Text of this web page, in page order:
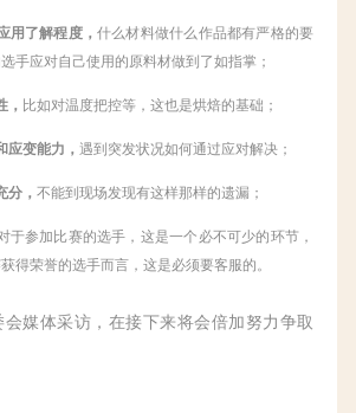
用了解程度，什么材料做什么作品都有严格的要
手应对自己使用的原料材做到了如指掌；
， 比如对温度把控等，这也是烘焙的基础；
应变能力， 遇到突发状况如何通过应对解决；
分， 不能到现场发现有这样那样的遗漏；
于参加比赛的选手，这是一个必不可少的环节，
得荣誉的选手而言，这是必须要客服的。
媒体采访，在接下来将会倍加努力争取